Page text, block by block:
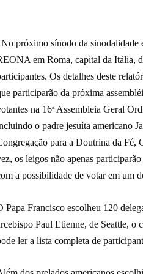
próximo sínodo da sinodalidade
em Roma, capital da Itália,
Os detalhes deste
participarão da próxima
na 16ª Assembleia Geral
o padre jesuíta americano
para a Doutrina da
os leigos não apenas
a possibilidade de votar em um
Papa Francisco escolheu 120
Paul Etienne, de Seattle, o
ler a lista completa de